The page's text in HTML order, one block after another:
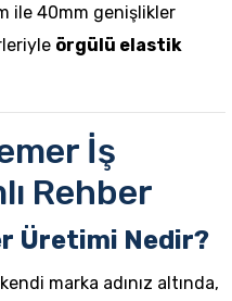
ile 40mm genişlikler
örgülü elastik
İş
Rehber
Üretimi Nedir?
marka adınız altında,